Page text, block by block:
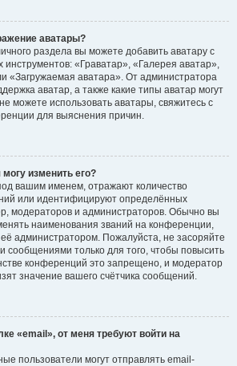
аватары?
раздела вы можете добавить аватару с
инструментов: «Граватар», «Галерея аватар»,
«Загружаемая аватара». От администратора
аватар, а также какие типы аватар могут
можете использовать аватары, свяжитесь с
для выяснения причин.
могу изменить его?
вашим именем, отражают количество
или идентифицируют определённых
модераторов и администраторов. Обычно вы
наименования званий на конференции,
администратором. Пожалуйста, не засоряйте
только для того, чтобы повысить
конференций это запрещено, и модератор
значение вашего счётчика сообщений.
«email», от меня требуют войти на
пользователи могут отправлять email-